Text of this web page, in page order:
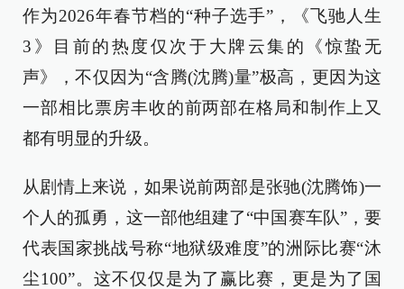
作为2026年春节档的“种子选手”，《飞驰人生
3》目前的热度仅次于大牌云集的《惊蛰无
声》，不仅因为“含腾(沈腾)量”极高，更因为这
一部相比票房丰收的前两部在格局和制作上又
都有明显的升级。
从剧情上来说，如果说前两部是张驰(沈腾饰)一
个人的孤勇，这一部他组建了“中国赛车队”，要
代表国家挑战号称“地狱级难度”的洲际比赛“沐
尘100”。这不仅仅是为了赢比赛，更是为了国